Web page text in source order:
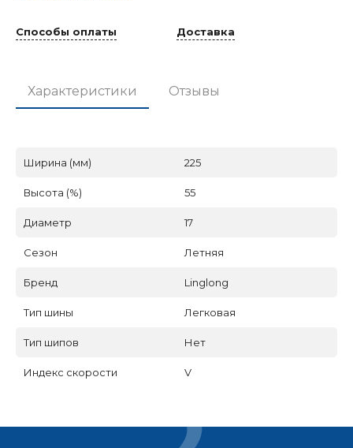
Способы оплаты Доставка
Характеристики Отзывы
Ширина (мм) 225
Высота (%) 55
Диаметр 17
Сезон Летняя
Бренд Linglong
Тип шины Легковая
Тип шипов Нет
Индекс скорости V